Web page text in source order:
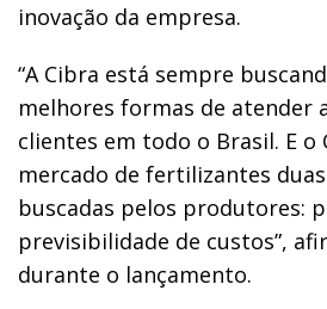
inovação da empresa.
“A Cibra está sempre
melhores formas de atender
clientes em todo o Brasil. E o
mercado de fertilizantes
buscadas pelos produtores:
previsibilidade de custos”,
durante o lançamento.